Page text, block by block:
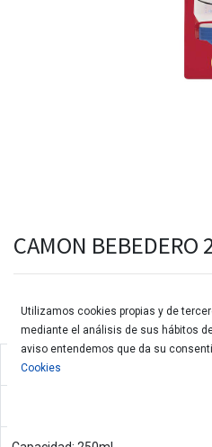
CAMON
Dispensador de agua para
Utilizamos cookies propias y de
mediante el análisis de sus hábitos
aviso entendemos que da su
Cookies